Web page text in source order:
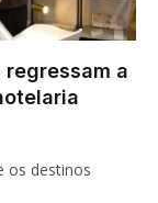
regressam a
os destinos